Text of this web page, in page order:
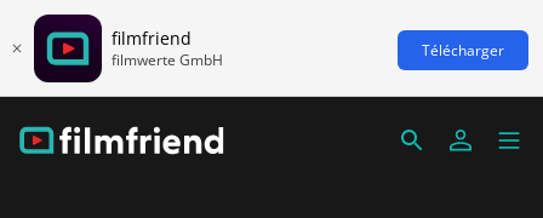
filmfriend
filmwerte GmbH Télécharger